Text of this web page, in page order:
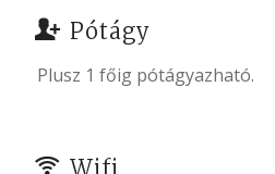
Pótágy
Plusz 1 főig pótágyazható.
Wifi